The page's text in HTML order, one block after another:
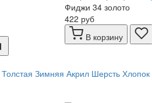
Фиджи 34 золото
422 руб
В корзину
Толстая Зимняя Акрил Шерсть Хлопок